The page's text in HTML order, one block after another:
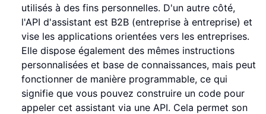
utilisés à des fins personnelles. D'un autre côté,
l'API d'assistant est B2B (entreprise à entreprise) et
vise les applications orientées vers les entreprises.
Elle dispose également des mêmes instructions
personnalisées et base de connaissances, mais peut
fonctionner de manière programmable, ce qui
signifie que vous pouvez construire un code pour
appeler cet assistant via une API. Cela permet son